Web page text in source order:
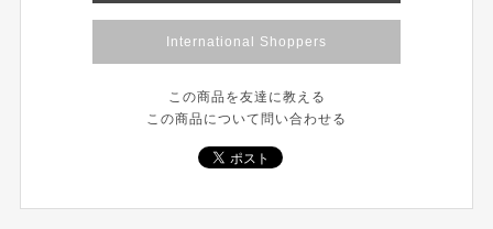
International Shoppers
この商品を友達に教える
この商品について問い合わせる